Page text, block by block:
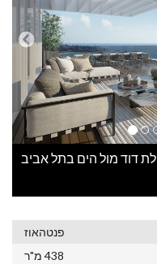
פנטהאוז
438 מ"ר